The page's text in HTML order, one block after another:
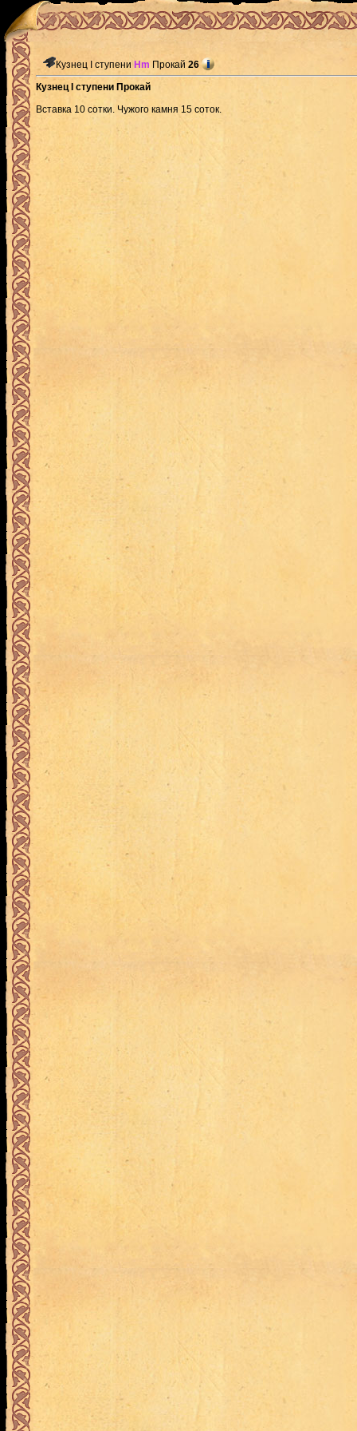
Кузнец I ступени Hm Прокай 26
Кузнец I ступени Прокай
Вставка 10 сотки. Чужого камня 15 соток.